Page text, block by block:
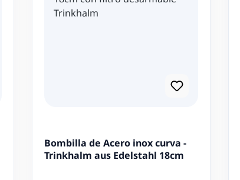
Bombilla de Acero inox curva -
Trinkhalm aus Edelstahl 18cm